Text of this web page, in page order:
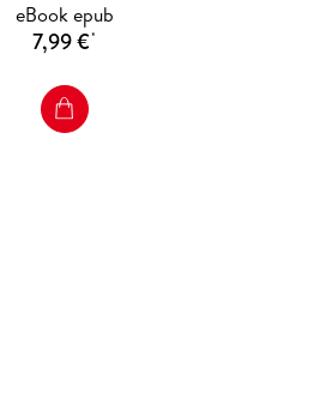
eBook epub
7,99 €*